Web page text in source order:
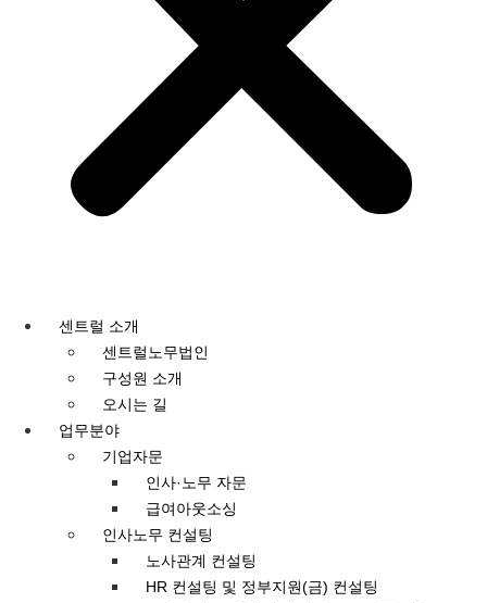
센트럴 소개
센트럴노무법인
구성원 소개
오시는 길
업무분야
기업자문
인사·노무 자문
급여아웃소싱
인사노무 컨설팅
노사관계 컨설팅
HR 컨설팅 및 정부지원(금) 컨설팅